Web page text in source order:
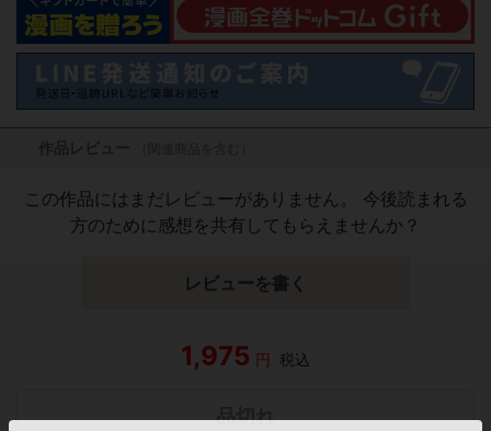
この作品にはまだレビューがありません。 今後読まれる
方のために感想を共有してもらえませんか？
レビューを書く
1,975 円 税込
品切れ